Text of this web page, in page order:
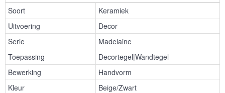
Soort
Keramiek
Uitvoering
Decor
Serie
Madelaine
Toepassing
Decortegel|Wandtegel
Bewerking
Handvorm
Kleur
Beige/Zwart